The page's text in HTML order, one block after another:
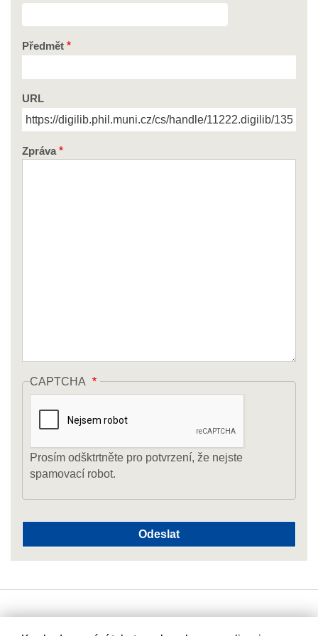
Předmět
URL
Zpráva
CAPTCHA
Prosím odšktrtněte pro potvrzení, že nejste
spamovací robot.